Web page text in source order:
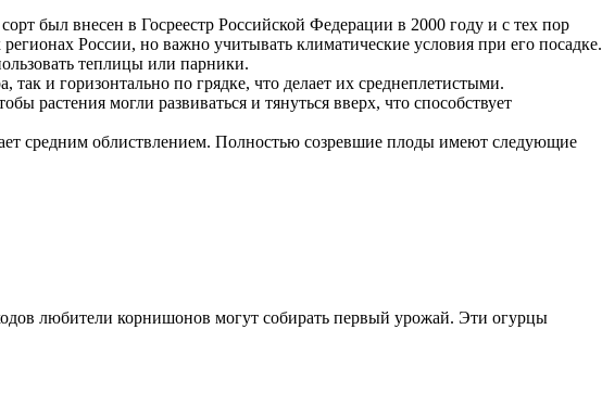
был внесен в Госреестр Российской Федерации в 2000 году и с тех пор
России, но важно учитывать климатические условия при его посадке.
теплицы или парники.
и горизонтально по грядке, что делает их среднеплетистыми.
могли развиваться и тянуться вверх, что способствует
средним облиствлением. Полностью созревшие плоды имеют следующие
любители корнишонов могут собирать первый урожай. Эти огурцы